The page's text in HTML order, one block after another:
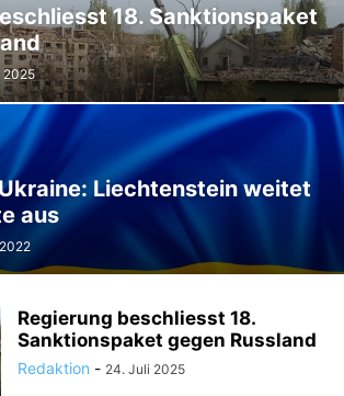
TOURISMUS UMFRAGE
- HISTORISCHES VEREINE VERKEHR
WIRTSCHAFTS:ZEIT
18. Sanktionspaket
2025
Liechtenstein weitet
aus
Regierung beschliesst 18.
Sanktionspaket gegen Russland
Redaktion - 24. Juli 2025